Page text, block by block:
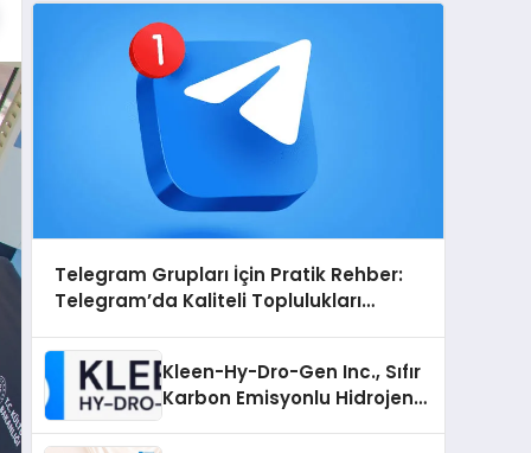
Telegram Grupları İçin Pratik Rehber:
Telegram’da Kaliteli Toplulukları
Kleen-Hy-Dro-Gen Inc., Sıfır
Karbon Emisyonlu Hidrojen